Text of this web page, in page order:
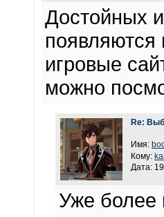
Достойных
появляются
игровые
можно
Re:
Имя:
Кому:
Дата:
Уже более